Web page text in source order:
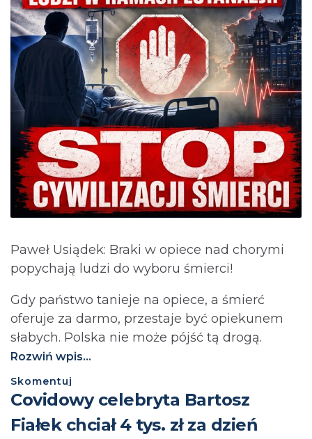
Paweł Usiądek: Braki w opiece nad chorymi
popychają ludzi do wyboru śmierci!
Gdy państwo tanieje na opiece, a śmierć
oferuje za darmo, przestaje być opiekunem
słabych. Polska nie może pójść tą drogą.⁩
Rozwiń wpis...
Skomentuj
Covidowy celebryta Bartosz
Fiałek chciał 4 tys. zł za dzień